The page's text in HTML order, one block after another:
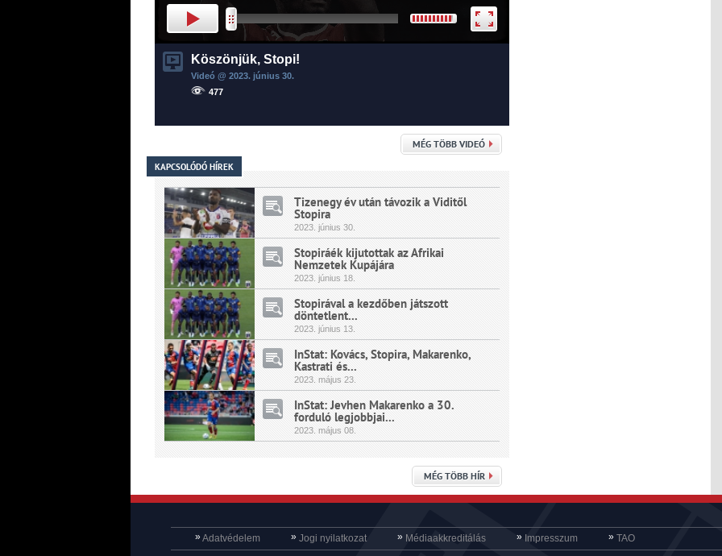
Köszönjük, Stopi!
Videó @ 2023. június 30.
477
MÉG TÖBB VIDEÓ
KAPCSOLÓDÓ HÍREK
Tizenegy év után távozik a Viditől
Stopira
2023. június 30.
Stopiráék kijutottak az Afrikai
Nemzetek Kupájára
2023. június 18.
Stopirával a kezdőben játszott
döntetlent...
2023. június 13.
InStat: Kovács, Stopira, Makarenko,
Kastrati és...
2023. május 23.
InStat: Jevhen Makarenko a 30.
forduló legjobbjai...
2023. május 08.
MÉG TÖBB HÍR
»Adatvédelem » Jogi nyilatkozat » Médiaakkreditálás » Impresszum » TAO